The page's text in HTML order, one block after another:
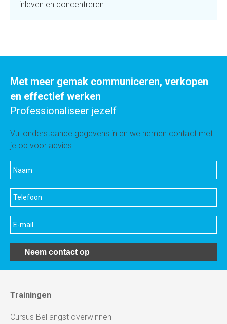
inleven en concentreren.
Met meer gemak communiceren, verkopen
en effectief werken
Professionaliseer jezelf
Vul onderstaande gegevens in en we nemen contact met
je op voor advies
Neem contact op
Trainingen
Cursus Bel angst overwinnen